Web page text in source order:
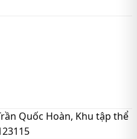
Quốc Hoàn, Khu tập thể